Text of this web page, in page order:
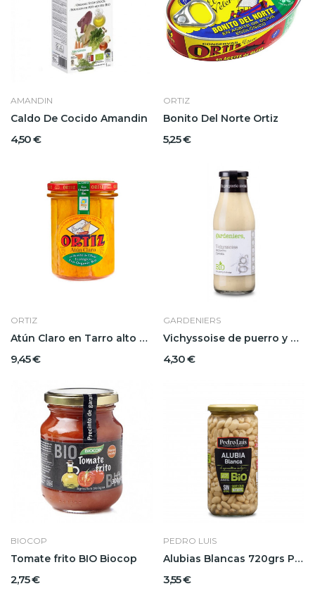
AMANDIN
Caldo De Cocido Amandin
4,50 €
ORTIZ
Bonito Del Norte Ortiz
5,25 €
ORTIZ
Atún Claro en Tarro alto Ortiz
9,45 €
GARDENIERS
Vichyssoise de puerro y patata Gardeniers
4,30 €
BIOCOP
Tomate frito BIO Biocop
2,75 €
PEDRO LUIS
Alubias Blancas 720grs Pedro Luis
3,55 €